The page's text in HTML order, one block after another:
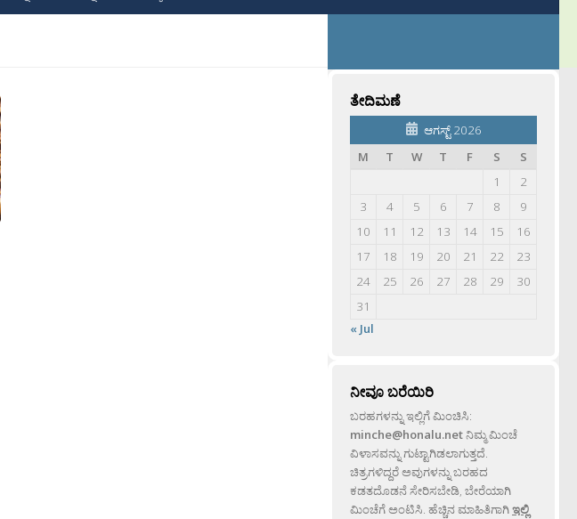
ತೇದಿಮಣೆ
ಆಗಸ್ಟ್ 2026
M
T W T F S
S
1
2
3
4 5 6 7 8
9
10
11 12 13 14 15
16
17
18 19 20 21 22
23
24
25 26 27 28 29
30
31
« Jul
ನೀವೂ ಬರೆಯಿರಿ
ಬರಹಗಳನ್ನು ಇಲ್ಲಿಗೆ ಮಿಂಚಿಸಿ:
minche@honalu.netನಿಮ್ಮ ಮಿಂಚೆ
ವಿಳಾಸವನ್ನು ಗುಟ್ಟಾಗಿಡಲಾಗುತ್ತದೆ.
ಚಿತ್ರಗಳಿದ್ದರೆ ಅವುಗಳನ್ನು ಬರಹದ
ಕಡತದೊಡನೆ ಸೇರಿಸಬೇಡಿ, ಬೇರೆಯಾಗಿ
ಮಿಂಚೆಗೆ ಅಂಟಿಸಿ. ಹೆಚ್ಚಿನ ಮಾಹಿತಿಗಾಗಿಇಲ್ಲಿ